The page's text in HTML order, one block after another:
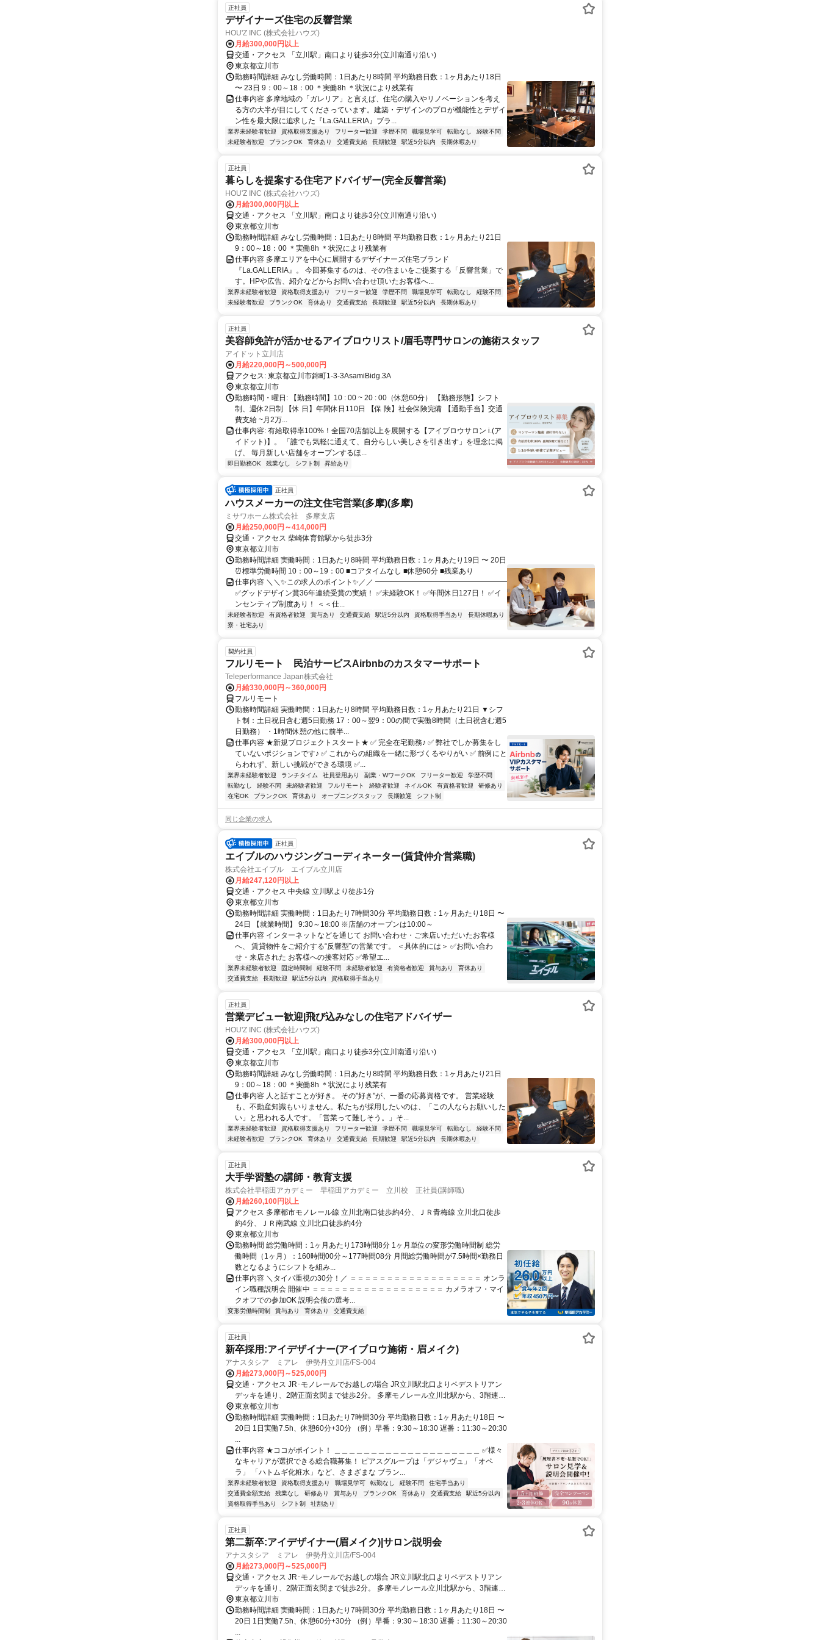
正社員
デザイナーズ住宅の反響営業
HOU'Z INC (株式会社ハウズ)
月給300,000円以上
交通・アクセス 「立川駅」南口より徒歩3分(立川南通り沿い)
東京都立川市
勤務時間詳細 みなし労働時間：1日あたり8時間 平均勤務日数：1ヶ月あたり18日
〜 23日 9：00～18：00 ＊実働8h ＊状況により残業有
仕事内容 多摩地域の「ガレリア」と言えば、住宅の購入やリノベーションを考え
る方の大半が目にしてくださっています。建築・デザインのプロが機能性とデザイ
ン性を最大限に追求した『La.GALLERIA』ブラ...
業界未経験者歓迎 資格取得支援あり フリーター歓迎 学歴不問 職場見学可 転勤なし
経験不問
未経験者歓迎
ブランクOK 育休あり 交通費支給 長期歓迎 駅近5分以内 長期休暇あり
正社員
暮らしを提案する住宅アドバイザー(完全反響営業)
HOU'Z INC (株式会社ハウズ)
月給300,000円以上
交通・アクセス 「立川駅」南口より徒歩3分(立川南通り沿い)
東京都立川市
勤務時間詳細 みなし労働時間：1日あたり8時間 平均勤務日数：1ヶ月あたり21日
9：00～18：00 ＊実働8h ＊状況により残業有
仕事内容 多摩エリアを中心に展開するデザイナーズ住宅ブランド
『La.GALLERIA』。 今回募集するのは、その住まいをご提案する「反響営業」で
す。HPや広告、紹介などからお問い合わせ頂いたお客様へ...
業界未経験者歓迎 資格取得支援あり フリーター歓迎 学歴不問 職場見学可 転勤なし
経験不問
未経験者歓迎
ブランクOK 育休あり 交通費支給 長期歓迎 駅近5分以内 長期休暇あり
正社員
美容師免許が活かせるアイブロウリスト/眉毛専門サロンの施術スタッフ
アイドット立川店
月給220,000円～500,000円
アクセス: 東京都立川市錦町1-3-3AsamiBidg.3A
東京都立川市
勤務時間・曜日: 【勤務時間】10 : 00 ~ 20 : 00（休憩60分） 【勤務形態】シフト
制、週休2日制 【休 日】年間休日110日 【保 険】社会保険完備 【通勤手当】交通
費支給 ~月2万...
仕事内容: 有給取得率100%！全国70店舗以上を展開する【アイブロウサロン i.(ア
イドット)】。 「誰でも気軽に通えて、自分らしい美しさを引き出す」を理念に掲
げ、 毎月新しい店舗をオープンするほ...
即日勤務OK 残業なし シフト制 昇給あり
正社員
ハウスメーカーの注文住宅営業(多摩)(多摩)
ミサワホーム株式会社 多摩支店
月給250,000円～414,000円
交通・アクセス 柴崎体育館駅から徒歩3分
東京都立川市
勤務時間詳細 実働時間：1日あたり8時間 平均勤務日数：1ヶ月あたり19日 〜 20日
⏰標準労働時間 10：00～19：00 ■コアタイムなし ■休憩60分 ■残業あり
仕事内容 ＼＼✨この求人のポイント✨／／ ━━━━━━━━━━━━━━━━━━
✅グッドデザイン賞36年連続受賞の実績！ ✅未経験OK！ ✅年間休日127日！ ✅イ
ンセンティブ制度あり！ ＜＜仕...
未経験者歓迎 有資格者歓迎 賞与あり 交通費支給 駅近5分以内 資格取得手当あり
長期休暇あり
寮・社宅あり
契約社員
フルリモート 民泊サービスAirbnbのカスタマーサポート
Teleperformance Japan株式会社
月給330,000円～360,000円
フルリモート
勤務時間詳細 実働時間：1日あたり8時間 平均勤務日数：1ヶ月あたり21日 ▼シフ
ト制：土日祝日含む週5日勤務 17：00～翌9：00の間で実働8時間（土日祝含む週5
日勤務） ・1時間休憩の他に前半...
仕事内容 ★新規プロジェクトスタート★ ✅ 完全在宅勤務♪ ✅ 弊社でしか募集をし
ていないポジションです♪ ✅ これからの組織を一緒に形づくるやりがい ✅ 前例にと
らわれず、新しい挑戦ができる環境 ✅...
業界未経験者歓迎 ランチタイム 社員登用あり 副業・WワークOK フリーター歓迎
学歴不問
転勤なし
経験不問 未経験者歓迎 フルリモート 経験者歓迎 ネイルOK 有資格者歓迎
研修あり
在宅OK
ブランクOK 育休あり オープニングスタッフ 長期歓迎 シフト制
同じ企業の求人
正社員
エイブルのハウジングコーディネーター(賃貸仲介営業職)
株式会社エイブル エイブル立川店
月給247,120円以上
交通・アクセス 中央線 立川駅より徒歩1分
東京都立川市
勤務時間詳細 実働時間：1日あたり7時間30分 平均勤務日数：1ヶ月あたり18日 〜
24日 【就業時間】 9:30～18:00 ※店舗のオープンは10:00～
仕事内容 インターネットなどを通じて お問い合わせ・ご来店いただいたお客様
へ、 賃貸物件をご紹介する“反響型”の営業です。 ＜具体的には＞ ✅お問い合わ
せ・来店された お客様への接客対応 ✅希望エ...
業界未経験者歓迎 固定時間制 経験不問 未経験者歓迎 有資格者歓迎 賞与あり
育休あり
交通費支給
長期歓迎 駅近5分以内 資格取得手当あり
正社員
営業デビュー歓迎|飛び込みなしの住宅アドバイザー
HOU'Z INC (株式会社ハウズ)
月給300,000円以上
交通・アクセス 「立川駅」南口より徒歩3分(立川南通り沿い)
東京都立川市
勤務時間詳細 みなし労働時間：1日あたり8時間 平均勤務日数：1ヶ月あたり21日
9：00～18：00 ＊実働8h ＊状況により残業有
仕事内容 人と話すことが好き。 その"好き"が、一番の応募資格です。 営業経験
も、不動産知識もいりません。私たちが採用したいのは、「この人ならお願いした
い」と思われる人です。「営業って難しそう。」そ...
業界未経験者歓迎 資格取得支援あり フリーター歓迎 学歴不問 職場見学可 転勤なし
経験不問
未経験者歓迎
ブランクOK 育休あり 交通費支給 長期歓迎 駅近5分以内 長期休暇あり
正社員
大手学習塾の講師・教育支援
株式会社早稲田アカデミー 早稲田アカデミー 立川校 正社員(講師職)
月給260,100円以上
アクセス 多摩都市モノレール線 立川北南口徒歩約4分、ＪＲ青梅線 立川北口徒歩
約4分、ＪＲ南武線 立川北口徒歩約4分
東京都立川市
勤務時間 総労働時間：1ヶ月あたり173時間8分 1ヶ月単位の変形労働時間制 総労
働時間（1ヶ月）：160時間00分～177時間08分 月間総労働時間が7.5時間×勤務日
数となるようにシフトを組み...
仕事内容 ＼タイパ重視の30分！／ ＝＝＝＝＝＝＝＝＝＝＝＝＝＝＝＝＝＝ オンラ
イン職種説明会 開催中 ＝＝＝＝＝＝＝＝＝＝＝＝＝＝＝＝＝＝ カメラオフ・マイ
クオフでの参加OK 説明会後の選考...
変形労働時間制 賞与あり 育休あり 交通費支給
正社員
新卒採用:アイデザイナー(アイブロウ施術・眉メイク)
アナスタシア ミアレ 伊勢丹立川店/FS-004
月給273,000円～525,000円
交通・アクセス JR･モノレールでお越しの場合 JR立川駅北口よりペデストリアン
デッキを通り、2階正面玄関まで徒歩2分。 多摩モノレール立川北駅から、3階連絡
口へ徒歩1分。
東京都立川市
勤務時間詳細 実働時間：1日あたり7時間30分 平均勤務日数：1ヶ月あたり18日 〜
20日 1日実働7.5h、休憩60分+30分 （例）早番：9:30～18:30 遅番：11:30～20:30
...
仕事内容 ★ココがポイント！ ＿＿＿＿＿＿＿＿＿＿＿＿＿＿＿＿＿＿＿＿ ✅様々
なキャリアが選択できる総合職募集！ ピアスグループは「デジャヴュ」「オペ
ラ」 「ハトムギ化粧水」など、さまざまな ブラン...
業界未経験者歓迎 資格取得支援あり 職場見学可 転勤なし 経験不問
住宅手当あり
交通費全額支給
残業なし 研修あり 賞与あり ブランクOK 育休あり 交通費支給
駅近5分以内
資格取得手当あり
シフト制 社割あり
正社員
第二新卒:アイデザイナー(眉メイク)|サロン説明会
アナスタシア ミアレ 伊勢丹立川店/FS-004
月給273,000円～525,000円
交通・アクセス JR･モノレールでお越しの場合 JR立川駅北口よりペデストリアン
デッキを通り、2階正面玄関まで徒歩2分。 多摩モノレール立川北駅から、3階連絡
口へ徒歩1分。
東京都立川市
勤務時間詳細 実働時間：1日あたり7時間30分 平均勤務日数：1ヶ月あたり18日 〜
20日 1日実働7.5h、休憩60分+30分 （例）早番：9:30～18:30 遅番：11:30～20:30
...